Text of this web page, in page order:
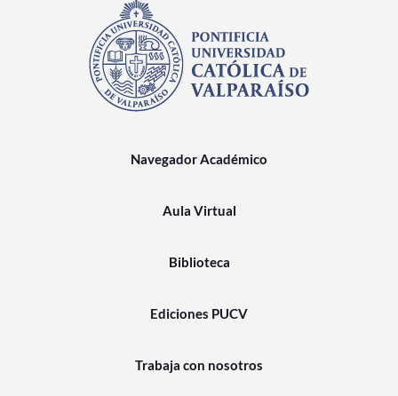
Navegador Académico
Aula Virtual
Biblioteca
Ediciones PUCV
Trabaja con nosotros